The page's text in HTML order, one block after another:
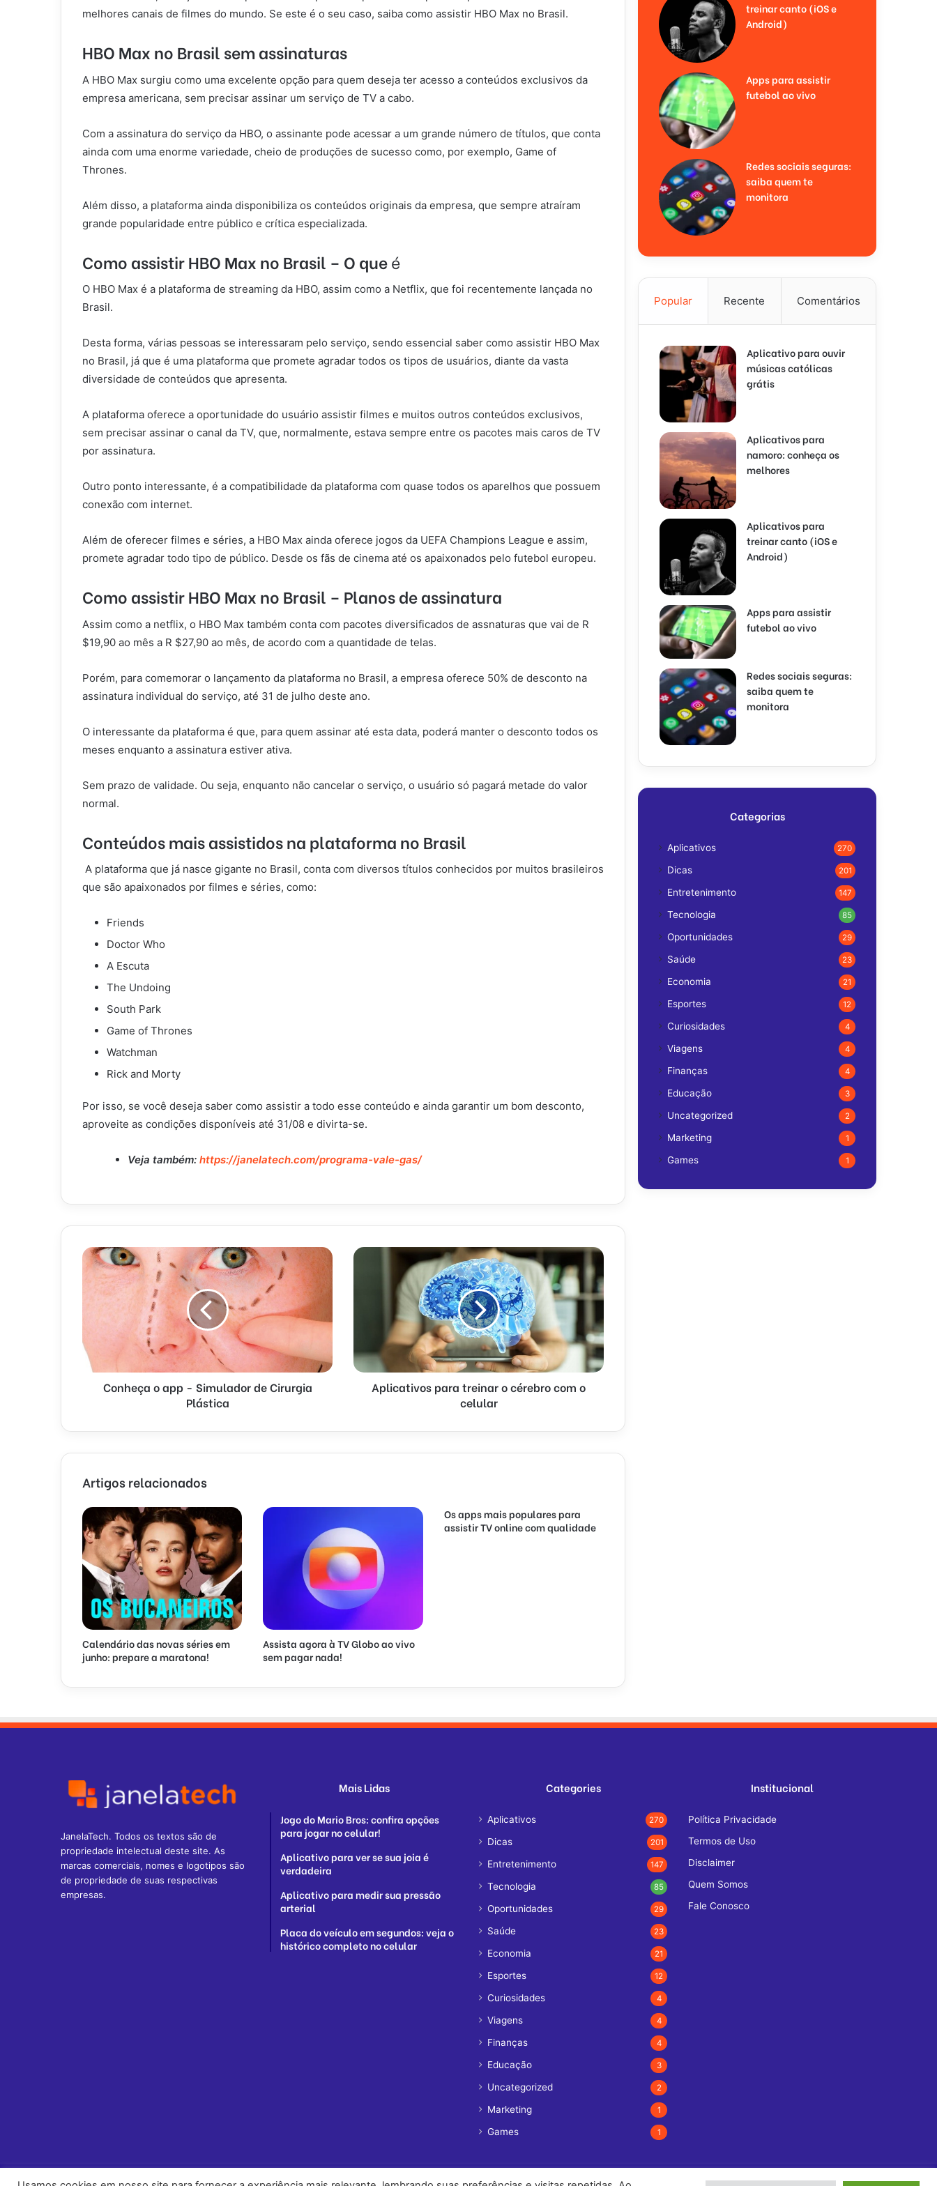
melhores canais de filmes do mundo. Se este é o seu caso, saiba como assistir HBO Max no Brasil.
HBO Max no Brasil sem assinaturas
A HBO Max surgiu como uma excelente opção para quem deseja ter acesso a conteúdos exclusivos da
empresa americana, sem precisar assinar um serviço de TV a cabo.
Com a assinatura do serviço da HBO, o assinante pode acessar a um grande número de títulos, que conta
ainda com uma enorme variedade, cheio de produções de sucesso como, por exemplo, Game of
Thrones.
Além disso, a plataforma ainda disponibiliza os conteúdos originais da empresa, que sempre atraíram
grande popularidade entre público e crítica especializada.
Como assistir HBO Max no Brasil – O queé
O HBO Max é a plataforma de streaming da HBO, assim como a Netflix, que foi recentemente lançada no
Brasil.
Desta forma, várias pessoas se interessaram pelo serviço, sendo essencial saber como assistir HBO Max
no Brasil, já que é uma plataforma que promete agradar todos os tipos de usuários, diante da vasta
diversidade de conteúdos que apresenta.
A plataforma oferece a oportunidade do usuário assistir filmes e muitos outros conteúdos exclusivos,
sem precisar assinar o canal da TV, que, normalmente, estava sempre entre os pacotes mais caros de TV
por assinatura.
Outro ponto interessante, é a compatibilidade da plataforma com quase todos os aparelhos que possuem
conexão com internet.
Além de oferecer filmes e séries, a HBO Max ainda oferece jogos da UEFA Champions League e assim,
promete agradar todo tipo de público. Desde os fãs de cinema até os apaixonados pelo futebol europeu.
Como assistir HBO Max no Brasil – Planos de assinatura
Assim como a netflix, o HBO Max também conta com pacotes diversificados de assnaturas que vai de R
$19,90 ao mês a R $27,90 ao mês, de acordo com a quantidade de telas.
Porém, para comemorar o lançamento da plataforma no Brasil, a empresa oferece 50% de desconto na
assinatura individual do serviço, até 31 de julho deste ano.
O interessante da plataforma é que, para quem assinar até esta data, poderá manter o desconto todos os
meses enquanto a assinatura estiver ativa.
Sem prazo de validade. Ou seja, enquanto não cancelar o serviço, o usuário só pagará metade do valor
normal.
Conteúdos mais assistidos na plataforma no Brasil
A plataforma que já nasce gigante no Brasil, conta com diversos títulos conhecidos por muitos brasileiros
que são apaixonados por filmes e séries, como:
Friends
Doctor Who
A Escuta
The Undoing
South Park
Game of Thrones
Watchman
Rick and Morty
Por isso, se você deseja saber como assistir a todo esse conteúdo e ainda garantir um bom desconto,
aproveite as condições disponíveis até 31/08 e divirta-se.
Veja também: https://janelatech.com/programa-vale-gas/
Conheça o app - Simulador de Cirurgia
Plástica
Aplicativos para treinar o cérebro com o
celular
Artigos relacionados
Calendário das novas séries em
junho: prepare a maratona!
Assista agora à TV Globo ao vivo
sem pagar nada!
Os apps mais populares para
assistir TV online com qualidade
treinar canto (iOS e
Android)
Apps para assistir
futebol ao vivo
Redes sociais seguras:
saiba quem te
monitora
Popular Recente Comentários
Aplicativo para ouvir
músicas católicas
grátis
Aplicativos para
namoro: conheça os
melhores
Aplicativos para
treinar canto (iOS e
Android)
Apps para assistir
futebol ao vivo
Redes sociais seguras:
saiba quem te
monitora
Categorias
Aplicativos 270
Dicas 201
Entretenimento 147
Tecnologia 85
Oportunidades 29
Saúde 23
Economia 21
Esportes 12
Curiosidades 4
Viagens 4
Finanças 4
Educação 3
Uncategorized 2
Marketing 1
Games 1
JanelaTech. Todos os textos são de
propriedade intelectual deste site. As
marcas comerciais, nomes e logotipos são
de propriedade de suas respectivas
empresas.
Mais Lidas
Jogo do Mario Bros: confira opções
para jogar no celular!
Aplicativo para ver se sua joia é
verdadeira
Aplicativo para medir sua pressão
arterial
Placa do veículo em segundos: veja o
histórico completo no celular
Categories
Aplicativos 270
Dicas 201
Entretenimento 147
Tecnologia 85
Oportunidades 29
Saúde 23
Economia 21
Esportes 12
Curiosidades 4
Viagens 4
Finanças 4
Educação 3
Uncategorized 2
Marketing 1
Games 1
Institucional
Política Privacidade
Termos de Uso
Disclaimer
Quem Somos
Fale Conosco